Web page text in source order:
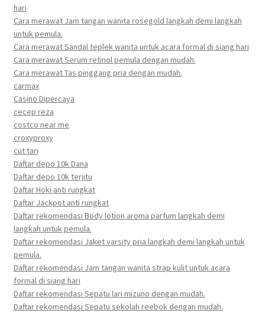
hari
Cara merawat Jam tangan wanita rosegold langkah demi langkah
untuk pemula.
Cara merawat Sandal teplek wanita untuk acara formal di siang hari
Cara merawat Serum retinol pemula dengan mudah.
Cara merawat Tas pinggang pria dengan mudah.
carmax
Casino Dipercaya
cecep reza
costco near me
croxyproxy
cut tari
Daftar depo 10k Dana
Daftar depo 10k terjitu
Daftar Hoki anti rungkat
Daftar Jackpot anti rungkat
Daftar rekomendasi Body lotion aroma parfum langkah demi
langkah untuk pemula.
Daftar rekomendasi Jaket varsity pria langkah demi langkah untuk
pemula.
Daftar rekomendasi Jam tangan wanita strap kulit untuk acara
formal di siang hari
Daftar rekomendasi Sepatu lari mizuno dengan mudah.
Daftar rekomendasi Sepatu sekolah reebok dengan mudah.